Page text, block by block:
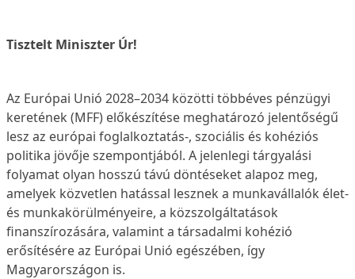
Tisztelt Miniszter Úr!
Az Európai Unió 2028–2034 közötti többéves pénzügyi
keretének (MFF) előkészítése meghatározó jelentőségű
lesz az európai foglalkoztatás-, szociális és kohéziós
politika jövője szempontjából. A jelenlegi tárgyalási
folyamat olyan hosszú távú döntéseket alapoz meg,
amelyek közvetlen hatással lesznek a munkavállalók élet-
és munkakörülményeire, a közszolgáltatások
finanszírozására, valamint a társadalmi kohézió
erősítésére az Európai Unió egészében, így
Magyarországon is.